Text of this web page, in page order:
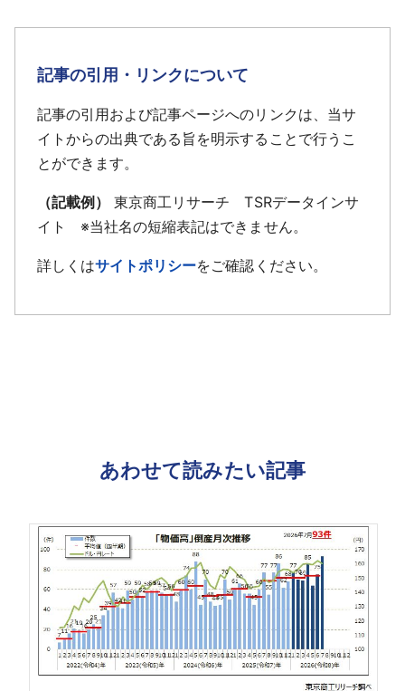
記事の引用・リンクについて
記事の引用および記事ページへのリンクは、当サ
イトからの出典である旨を明示することで行うこ
とができます。
（記載例）
東京商工リサーチ TSRデータインサ
イト ※当社名の短縮表記はできません。
詳しくはサイトポリシーをご確認ください。
あわせて読みたい記事